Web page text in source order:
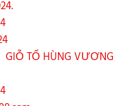
GIỖ TỔ HÙNG VƯƠNG